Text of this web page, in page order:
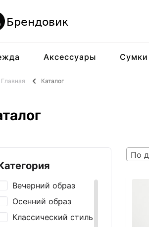
Аксессуары Сумки
Главная Каталог
Вечерний образ
Осенний образ
Классический стиль
По